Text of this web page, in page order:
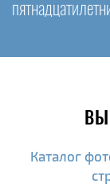
Каталог